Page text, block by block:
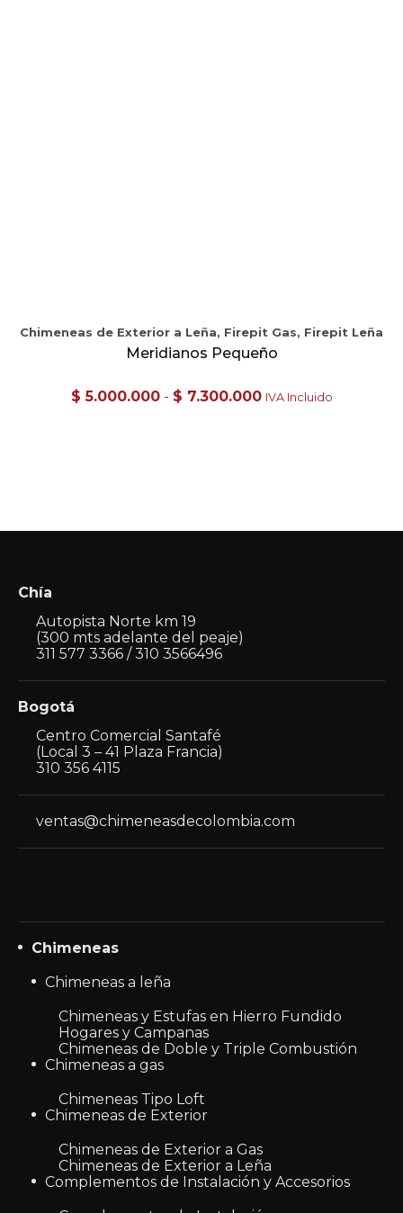
Chimeneas de Exterior a Leña, Firepit Gas, Firepit Leña
Meridianos Pequeño
$ 5.000.000 - $ 7.300.000Rango
IVA Incluido
Las
pueden
elegir
página
producto
Chía
Autopista Norte km 19
(300 mts adelante del peaje)
311 577 3366 / 310 3566496
Bogotá
Centro Comercial Santafé
(Local 3 – 41 Plaza Francia)
310 356 4115
ventas@chimeneasdecolombia.com
Chimeneas
Chimeneas a leña
Chimeneas y Estufas en Hierro Fundido
Hogares y Campanas
Chimeneas de Doble y Triple Combustión
Chimeneas a gas
Chimeneas Tipo Loft
Chimeneas de Exterior
Chimeneas de Exterior a Gas
Chimeneas de Exterior a Leña
Complementos de Instalación y Accesorios